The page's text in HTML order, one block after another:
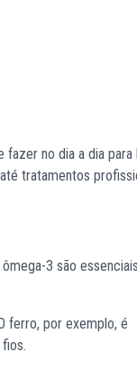
fazer no dia a dia para
tratamentos
3 são
ferro, por exemplo, é